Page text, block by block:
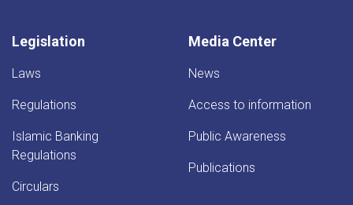
Legislation
Laws
Regulations
Islamic Banking
Regulations
Circulars
Media Center
News
Access to information
Public Awareness
Publications